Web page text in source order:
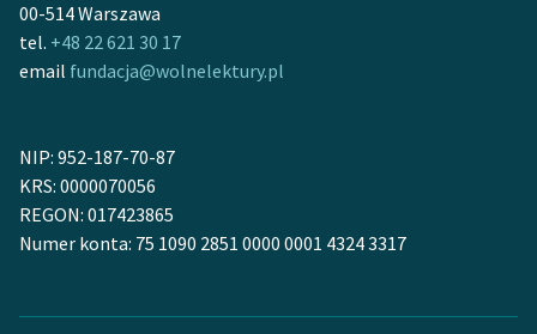
Odkurzamy bohaterów
Szkoła Poezji Wolnych
O nas
Kontakt
O projekcie
00-514 Warszawa
tel. +48 22 621 30 17
email fundacja@wolnelektury.pl
NIP: 952-187-70-87
KRS: 0000070056
REGON: 017423865
Numer konta: 75 1090 2851 0000 0001 4324 3317